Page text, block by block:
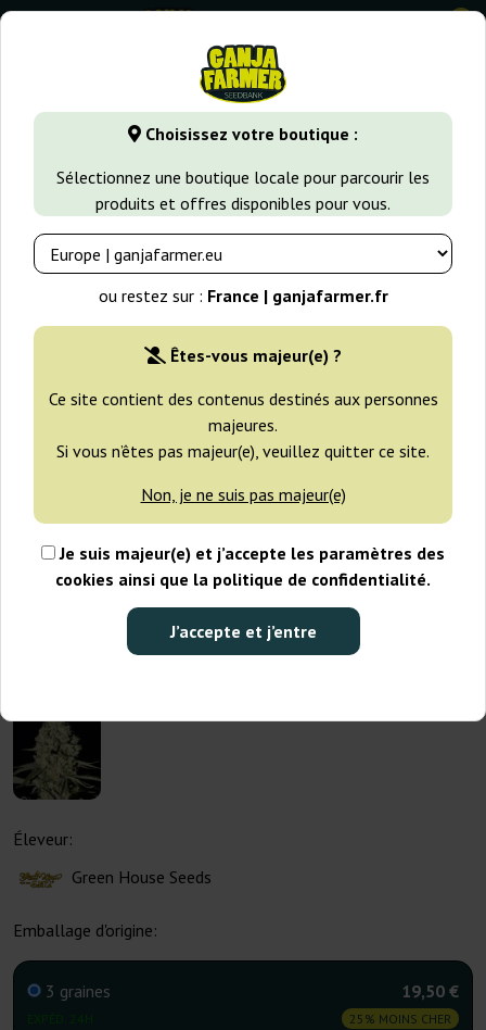
Choisissez votre boutique :
Sélectionnez une boutique locale pour parcourir les
produits et offres disponibles pour vous.
ou restez sur : France | ganjafarmer.fr
Êtes-vous majeur(e) ?
Ce site contient des contenus destinés aux personnes
majeures.
Si vous n’êtes pas majeur(e), veuillez quitter ce site.
Non, je ne suis pas majeur(e)
Je suis majeur(e) et j’accepte les paramètres des
cookies ainsi que la politique de confidentialité.
J’accepte et j’entre
0
GanjaFarmer.fr Variétés de Cannabis Critical Super
-25%
+gratisie
Éleveur:
Green House Seeds
Emballage d'origine:
3 graines 19,50 €
25% MOINS CHER